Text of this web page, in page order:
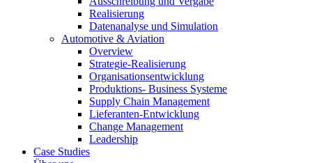
Realisierung
Datenanalyse und Simulation
Automotive & Aviation
Overview
Strategie-Realisierung
Organisationsentwicklung
Produktions- Business Systeme
Supply Chain Management
Lieferanten-Entwicklung
Change Management
Leadership
Case Studies